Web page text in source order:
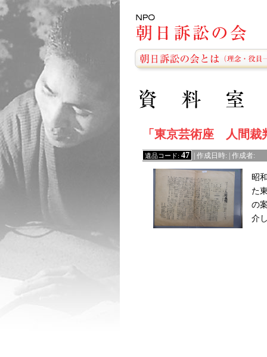
「東京芸術座 人間裁
遺品コード: 47 | 作成日時: | 作成者:
昭
た
の
介